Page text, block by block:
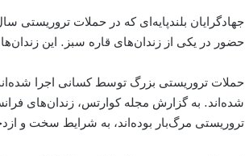
جهادگرایان بلندپایه‌ای که در حملات تروریستی
حضور در یکی از زندان‌های قاره سبز. این
حملات تروریستی بزرگ توسط کسانی اجرا
شده‌اند. به گزارش مجله کوارتس، زندان‌های
تروریستی مرگ‌بار بوده‌اند، به شرایط سخت و